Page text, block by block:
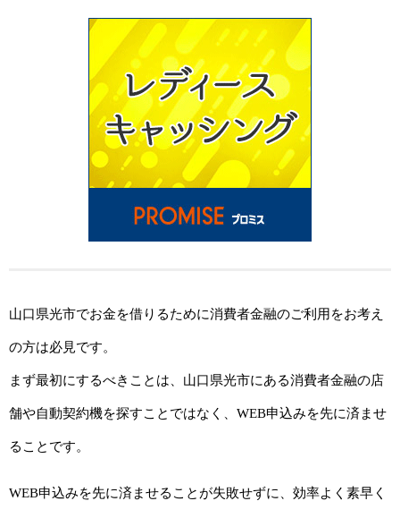
山口県光市でお金を借りるために消費者金融のご利用をお考え
の方は必見です。
まず最初にするべきことは、山口県光市にある消費者金融の店
舗や自動契約機を探すことではなく、WEB申込みを先に済ませ
ることです。
WEB申込みを先に済ませることが失敗せずに、効率よく素早く